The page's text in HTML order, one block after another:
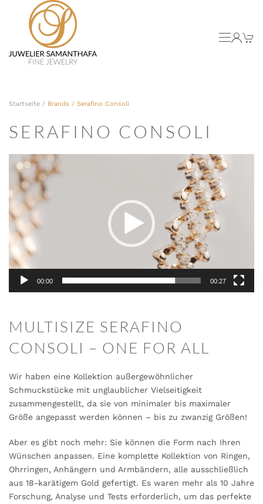
Skip to main content
Startseite / Brands / Serafino Consoli
SERAFINO CONSOLI
Video-
Player
00:00 00:27
MULTISIZE SERAFINO
CONSOLI – ONE FOR ALL
Wir haben eine Kollektion außergewöhnlicher
Schmuckstücke mit unglaublicher Vielseitigkeit
zusammengestellt, da sie von minimaler bis maximaler
Größe angepasst werden können – bis zu zwanzig Größen!
Aber es gibt noch mehr: Sie können die Form nach Ihren
Wünschen anpassen. Eine komplette Kollektion von Ringen,
Ohrringen, Anhängern und Armbändern, alle ausschließlich
aus 18-karätigem Gold gefertigt. Es waren mehr als 10 Jahre
Forschung, Analyse und Tests erforderlich, um das perfekte